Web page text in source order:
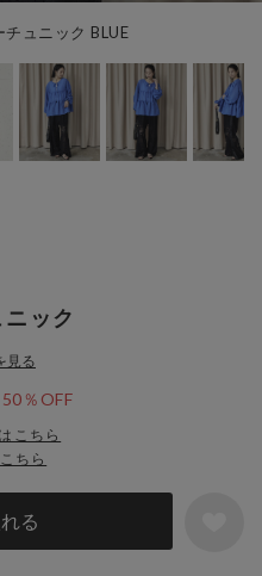
ュニック BLUE
ック
見る
50％OFF
こちら
る
ちら